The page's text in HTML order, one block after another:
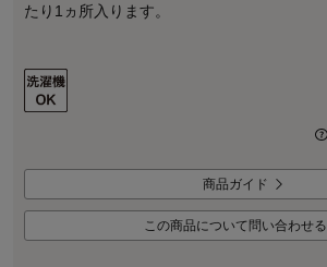
たり1ヵ所入ります。
商品ガイド
この商品について問い合わせる